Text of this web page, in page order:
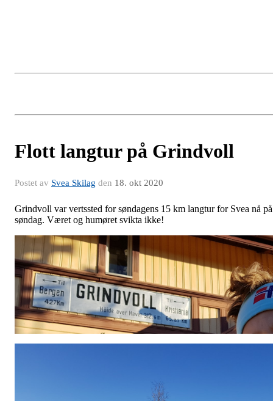
Flott langtur på Grindvoll
Postet av Svea Skilag den 18. okt 2020
Grindvoll var vertssted for søndagens 15 km langtur for Svea nå på
søndag. Været og humøret svikta ikke!